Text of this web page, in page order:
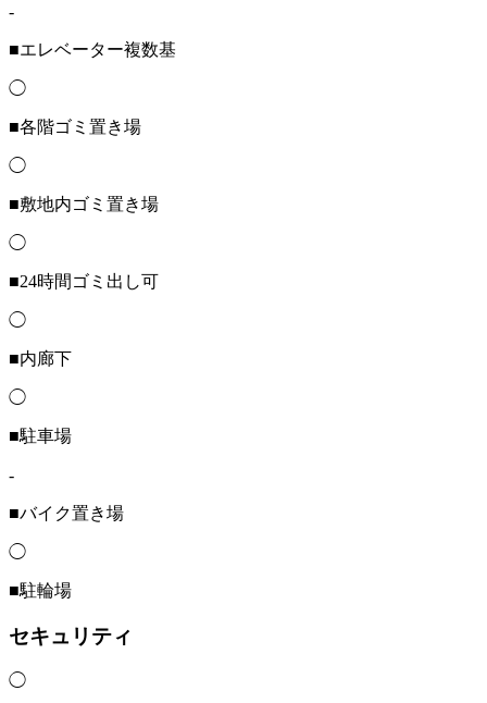
-
■エレベーター複数基
◯
■各階ゴミ置き場
◯
■敷地内ゴミ置き場
◯
■24時間ゴミ出し可
◯
■内廊下
◯
■駐車場
-
■バイク置き場
◯
■駐輪場
セキュリティ
◯